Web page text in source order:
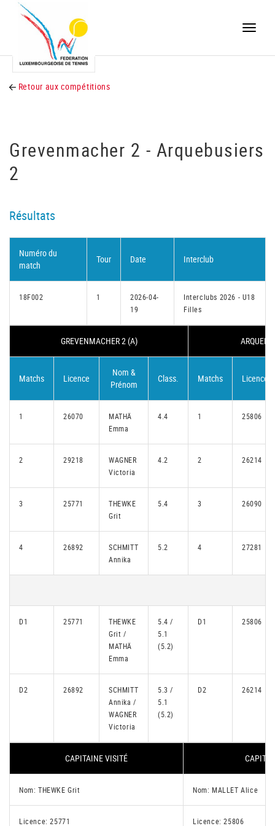
Toggle
Retour aux compétitions
Grevenmacher 2 - Arquebusiers
2
Résultats
Numéro du
match
Tour Date Interclub
18F002 1
2026-04-
19
Interclubs 2026 - U18
Filles
GREVENMACHER 2 (A)
Matchs Licence
Nom &
Prénom
Class. Matchs Licence
1 26070
MATHÄ
Emma
4.4 1 25806
2 29218
WAGNER
Victoria
4.2 2 26214
3 25771
THEWKE
Grit
5.4 3 26090
4 26892
SCHMITT
Annika
5.2 4 27281
D1 25771
THEWKE
Grit /
MATHÄ
Emma
5.4 /
5.1
(5.2)
D1 25806
D2 26892
SCHMITT
Annika /
WAGNER
Victoria
5.3 /
5.1
(5.2)
D2 26214
CAPITAINE VISITÉ
Nom: THEWKE Grit Nom: MALLET Alice
Licence: 25771 Licence: 25806